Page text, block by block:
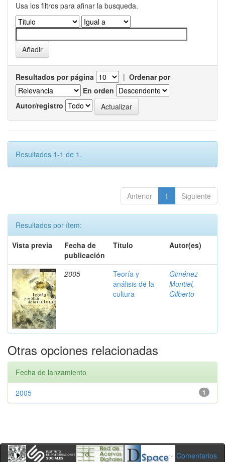
Usa los filtros para afinar la busqueda.
Resultados por página | Ordenar por
En orden
Autor/registro
Resultados 1-1 de 1.
Anterior 1 Siguiente
Resultados por ítem:
Vista previa
Fecha de
publicación
Título Autor(es)
2005
Teoría y
análisis de la
cultura
Giménez
Montiel,
Gilberto
Otras opciones relacionadas
Fecha de lanzamiento
1
2005
Comentarios